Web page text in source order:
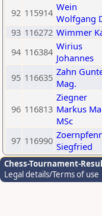
92 115914 Wein
Wolfgang
93 116272 Wimmer
94 116384 Wirius
Johannes
95 116635 Zahn
Mag.
96 116813
Ziegner
Markus
MSc
97 116990 Siegfried
Chess-Tournament-
Legal details/Terms of use